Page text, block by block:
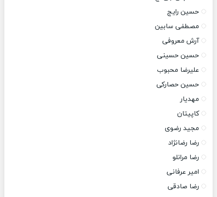
حسین رایج
مصطفی سابین
آرش معروفی
حسین حسینی
علیرضا محبوب
حسین حصارکی
مهدیار
کاپیتان
مجید رضوی
رضا رضانژاد
رضا مرانلو
امیر عرفانی
رضا صادقی